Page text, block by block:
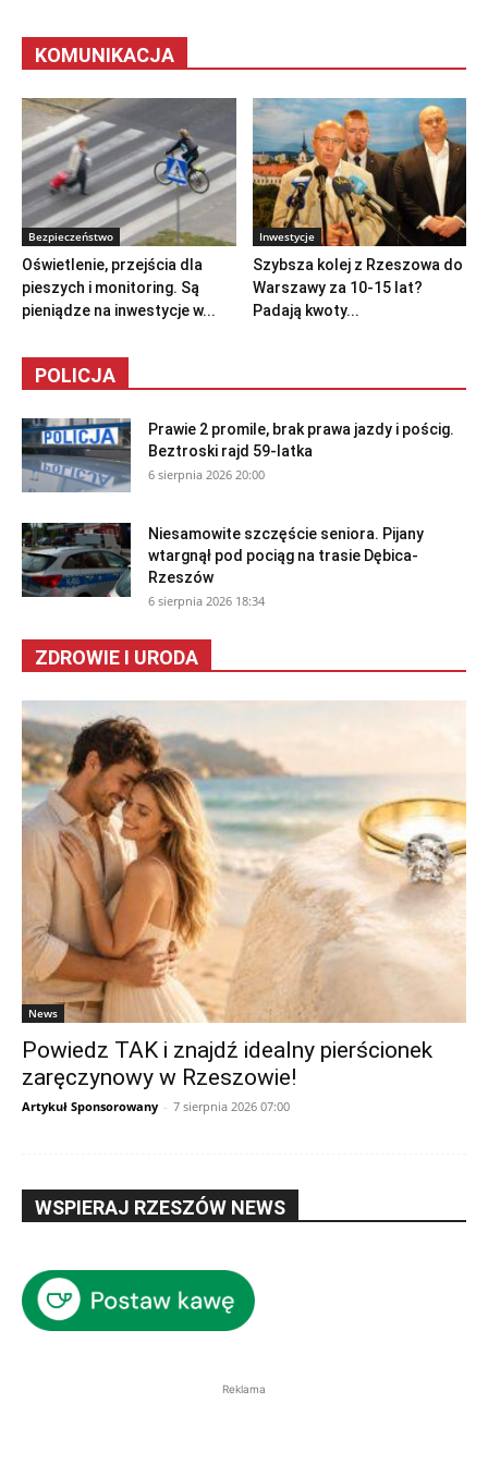
KOMUNIKACJA
Bezpieczeństwo
Oświetlenie, przejścia dla
pieszych i monitoring. Są
pieniądze na inwestycje w...
Inwestycje
Szybsza kolej z Rzeszowa do
Warszawy za 10-15 lat?
Padają kwoty...
POLICJA
Prawie 2 promile, brak prawa jazdy i pościg.
Beztroski rajd 59-latka
6 sierpnia 2026 20:00
Niesamowite szczęście seniora. Pijany
wtargnął pod pociąg na trasie Dębica-
Rzeszów
6 sierpnia 2026 18:34
ZDROWIE I URODA
News
Powiedz TAK i znajdź idealny pierścionek
zaręczynowy w Rzeszowie!
Artykuł Sponsorowany - 7 sierpnia 2026 07:00
WSPIERAJ RZESZÓW NEWS
Reklama